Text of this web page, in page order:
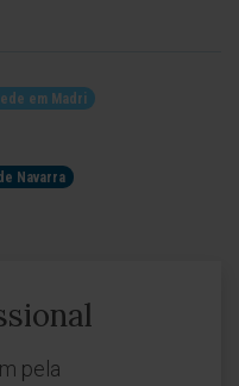
em Madri
Navarra
pela